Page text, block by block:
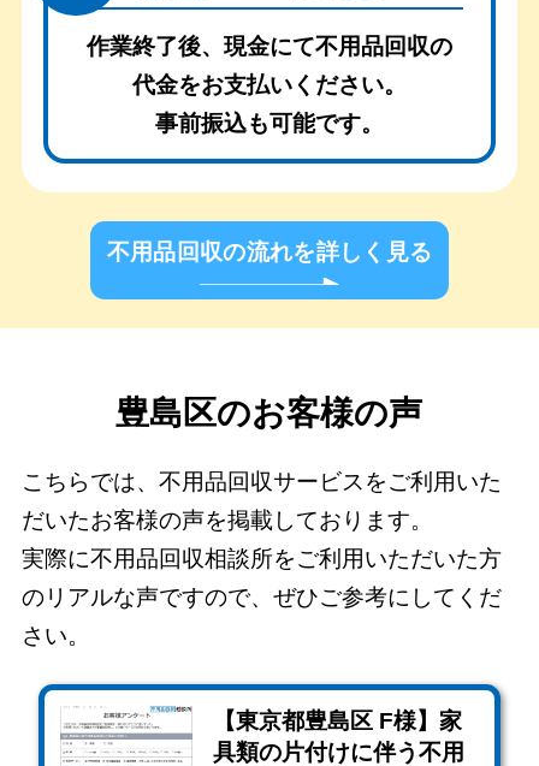
作業終了後、現金にて不用品回収の
代金をお支払いください。
事前振込も可能です。
不用品回収の流れを詳しく見る
豊島区のお客様の声
こちらでは、不用品回収サービスをご利用いた
だいたお客様の声を掲載しております。
実際に不用品回収相談所をご利用いただいた方
のリアルな声ですので、ぜひご参考にしてくだ
さい。
【東京都豊島区 F様】家
具類の片付けに伴う不用